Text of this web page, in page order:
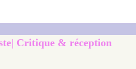
Critique & réception